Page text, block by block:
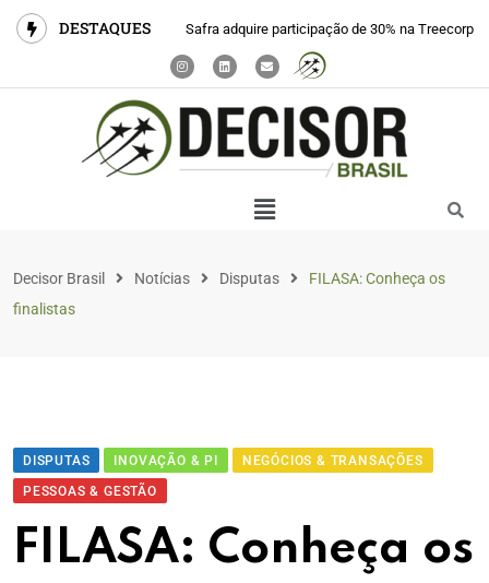
DESTAQUES Safra adquire participação de 30% na Treecorp
Decisor Brasil Notícias Disputas
FILASA: Conheça os
finalistas
DISPUTAS INOVAÇÃO & PI
NEGÓCIOS & TRANSAÇÕES
PESSOAS & GESTÃO
FILASA: Conheça os